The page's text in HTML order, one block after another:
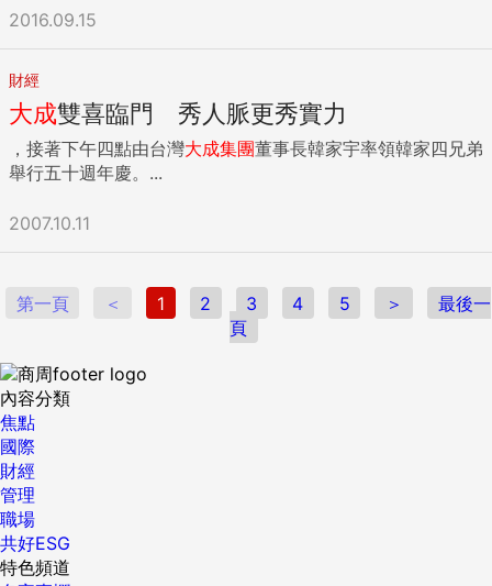
2016.09.15
財經
大成雙喜臨門 秀人脈更秀實力
，接著下午四點由台灣大成集團董事長韓家宇率領韓家四兄弟
舉行五十週年慶。...
2007.10.11
第一頁 ＜ 1 2 3 4 5 ＞
最後一
頁
內容分類
焦點
國際
財經
管理
職場
共好ESG
特色頻道